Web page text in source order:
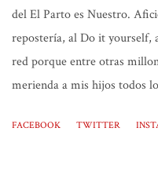
del El Parto es Nuestro.
repostería, al Do it yourself,
red porque entre otras
merienda a mis hijos todos
FACEBOOK TWITTER